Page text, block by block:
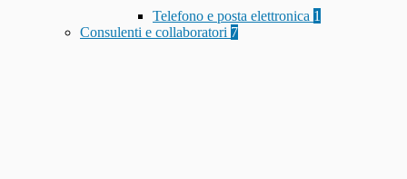
Telefono e posta elettronica 1
Consulenti e collaboratori 7